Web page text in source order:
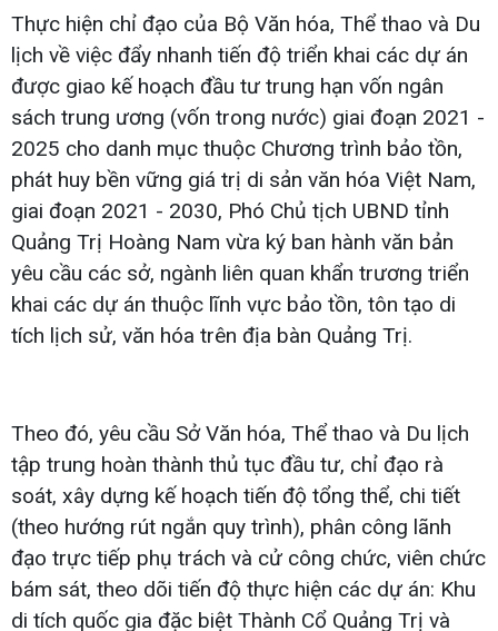
Thực hiện chỉ đạo của Bộ Văn hóa, Thể thao và Du
lịch về việc đẩy nhanh tiến độ triển khai các dự án
được giao kế hoạch đầu tư trung hạn vốn ngân
sách trung ương (vốn trong nước) giai đoạn 2021 -
2025 cho danh mục thuộc Chương trình bảo tồn,
phát huy bền vững giá trị di sản văn hóa Việt Nam,
giai đoạn 2021 - 2030, Phó Chủ tịch UBND tỉnh
Quảng Trị Hoàng Nam vừa ký ban hành văn bản
yêu cầu các sở, ngành liên quan khẩn trương triển
khai các dự án thuộc lĩnh vực bảo tồn, tôn tạo di
tích lịch sử, văn hóa trên địa bàn Quảng Trị.
Theo đó, yêu cầu Sở Văn hóa, Thể thao và Du lịch
tập trung hoàn thành thủ tục đầu tư, chỉ đạo rà
soát, xây dựng kế hoạch tiến độ tổng thể, chi tiết
(theo hướng rút ngắn quy trình), phân công lãnh
đạo trực tiếp phụ trách và cử công chức, viên chức
bám sát, theo dõi tiến độ thực hiện các dự án: Khu
di tích quốc gia đặc biệt Thành Cổ Quảng Trị và